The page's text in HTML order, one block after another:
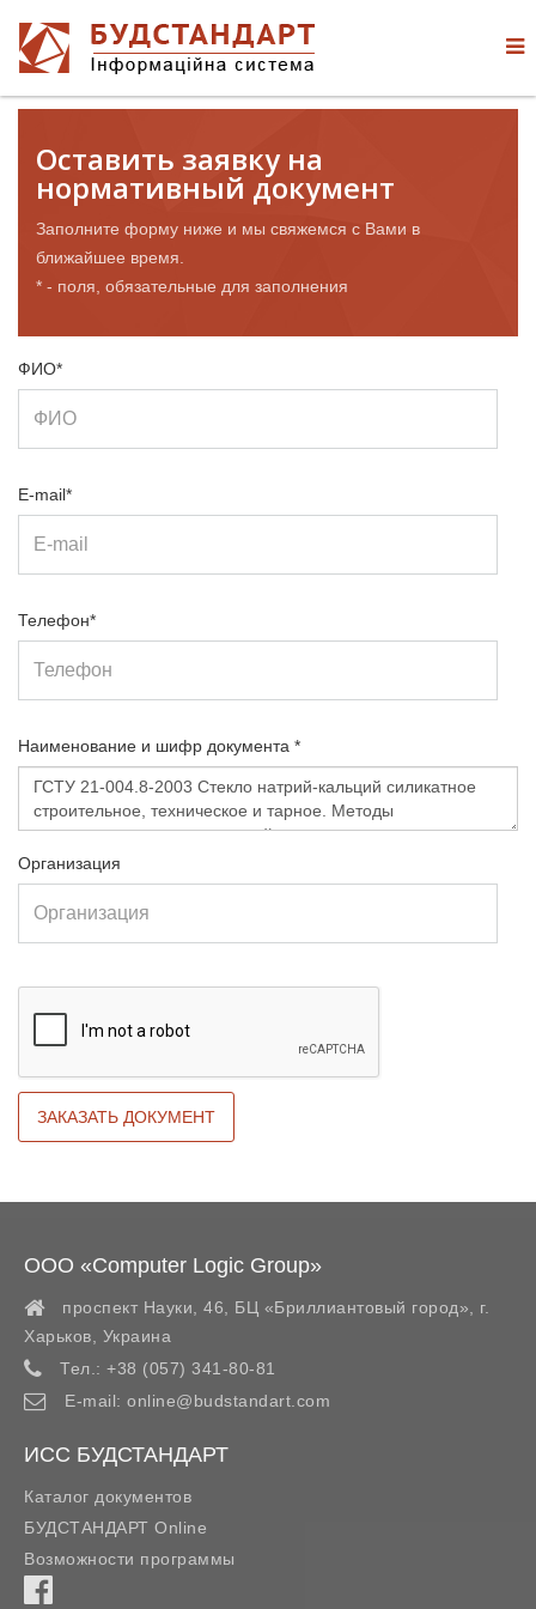
Оставить заявку на
нормативный документ
Заполните форму ниже и мы свяжемся с Вами в
ближайшее время.
* - поля, обязательные для заполнения
ФИО*
E-mail*
Телефон*
Наименование и шифр документа *
Организация
ООО «Computer Logic Group»
проспект Науки, 46, БЦ «Бриллиантовый город»,
г.
Харьков
Украина
Тел.: +38 (057) 341-80-81
E-mail: online@budstandart.com
ИСС БУДСТАНДАРТ
Каталог документов
БУДСТАНДАРТ Online
Возможности программы